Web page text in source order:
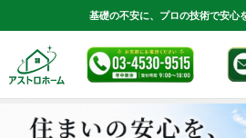
基礎の不安に、プロの技術で安心